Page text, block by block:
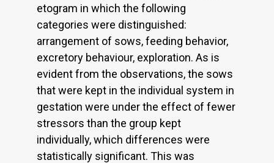
etogram in which the following
categories were distinguished:
arrangement of sows, feeding behavior,
excretory behaviour, exploration. As is
evident from the observations, the sows
that were kept in the individual system in
gestation were under the effect of fewer
stressors than the group kept
individually, which differences were
statistically significant. This was